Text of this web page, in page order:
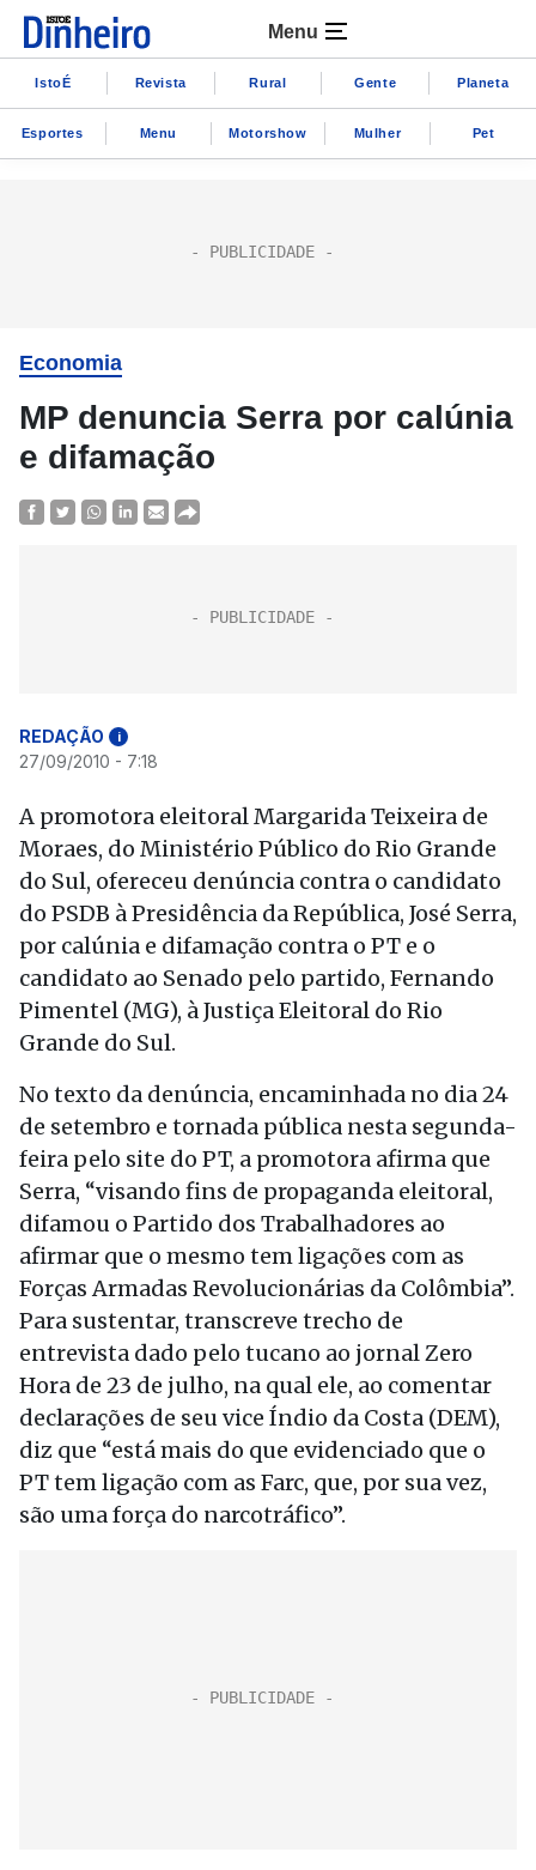
Menu
IstoÉ Revista Rural Gente Planeta
Esportes Menu Motorshow Mulher Pet
Economia
MP denuncia Serra por calúnia
e difamação
REDAÇÃO i
27/09/2010 - 7:18
A promotora eleitoral Margarida Teixeira de
Moraes, do Ministério Público do Rio Grande
do Sul, ofereceu denúncia contra o candidato
do PSDB à Presidência da República, José Serra,
por calúnia e difamação contra o PT e o
candidato ao Senado pelo partido, Fernando
Pimentel (MG), à Justiça Eleitoral do Rio
Grande do Sul.
No texto da denúncia, encaminhada no dia 24
de setembro e tornada pública nesta segunda-
feira pelo site do PT, a promotora afirma que
Serra, “visando fins de propaganda eleitoral,
difamou o Partido dos Trabalhadores ao
afirmar que o mesmo tem ligações com as
Forças Armadas Revolucionárias da Colômbia”.
Para sustentar, transcreve trecho de
entrevista dado pelo tucano ao jornal Zero
Hora de 23 de julho, na qual ele, ao comentar
declarações de seu vice Índio da Costa (DEM),
diz que “está mais do que evidenciado que o
PT tem ligação com as Farc, que, por sua vez,
são uma força do narcotráfico”.